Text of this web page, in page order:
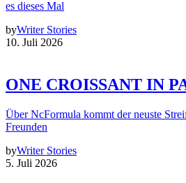
es dieses Mal
byWriter Stories
10. Juli 2026
ONE CROISSANT IN
Über NcFormula kommt der neuste
Freunden
byWriter Stories
5. Juli 2026